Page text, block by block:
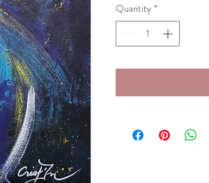
Quantity *